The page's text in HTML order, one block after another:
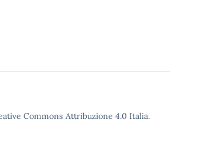
Commons Attribuzione 4.0 Italia.